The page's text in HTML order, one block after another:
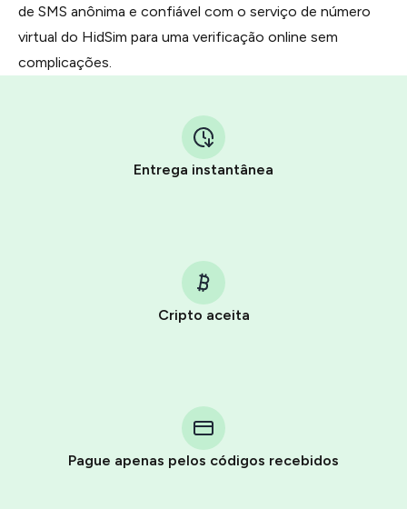
de SMS anônima e confiável com o serviço de número
virtual do HidSim para uma verificação online sem
complicações.
Entrega instantânea
Cripto aceita
Pague apenas pelos códigos recebidos
You purchase Stars via the official@PremiumBot in